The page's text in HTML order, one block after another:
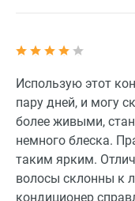
Использую этот
пару дней, и могу
более живыми,
немного блеска.
таким ярким.
волосы склонны к
кондиционер